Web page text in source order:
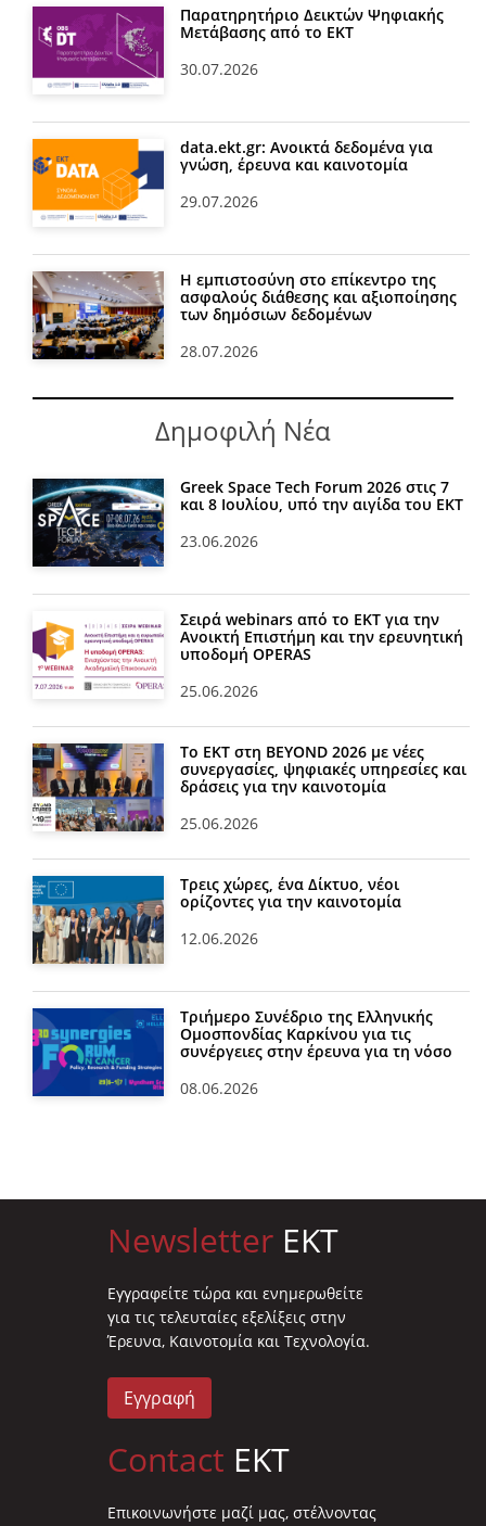
Παρατηρητήριο Δεικτών Ψηφιακής
Μετάβασης από το ΕΚΤ
30.07.2026
data.ekt.gr: Ανοικτά δεδομένα για
γνώση, έρευνα και καινοτομία
29.07.2026
Η εμπιστοσύνη στο επίκεντρο της
ασφαλούς διάθεσης και αξιοποίησης
των δημόσιων δεδομένων
28.07.2026
Δημοφιλή Νέα
Greek Space Tech Forum 2026 στις 7
και 8 Ιουλίου, υπό την αιγίδα του ΕΚΤ
23.06.2026
Σειρά webinars από το ΕΚΤ για την
Ανοικτή Επιστήμη και την ερευνητική
υποδομή OPERAS
25.06.2026
Το ΕΚΤ στη BEYOND 2026 με νέες
συνεργασίες, ψηφιακές υπηρεσίες και
δράσεις για την καινοτομία
25.06.2026
Τρεις χώρες, ένα Δίκτυο, νέοι
ορίζοντες για την καινοτομία
12.06.2026
Τριήμερο Συνέδριο της Ελληνικής
Ομοσπονδίας Καρκίνου για τις
συνέργειες στην έρευνα για τη νόσο
08.06.2026
Newsletter EKT
Eγγραφείτε τώρα και ενημερωθείτε
για τις τελευταίες εξελίξεις στην
Έρευνα, Καινοτομία και Τεχνολογία.
Εγγραφή
Contact EKT
Επικοινωνήστε μαζί μας, στέλνοντας